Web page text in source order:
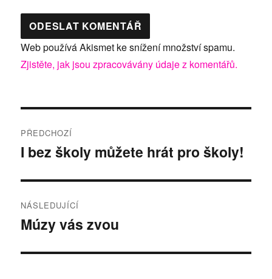
Web používá Akismet ke snížení množství spamu.
Zjistěte, jak jsou zpracovávány údaje z komentářů.
pro
PŘEDCHOZÍ
Předchozí
I bez školy můžete hrát pro školy!
NÁSLEDUJÍCÍ
Následující
Múzy vás zvou